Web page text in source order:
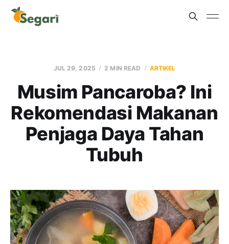
JUL 29, 2025 2 MIN READ ARTIKEL
Musim Pancaroba? Ini
Rekomendasi Makanan
Penjaga Daya Tahan
Tubuh